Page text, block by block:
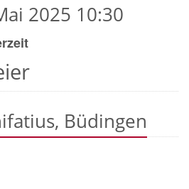
2025 10:30
Büdingen